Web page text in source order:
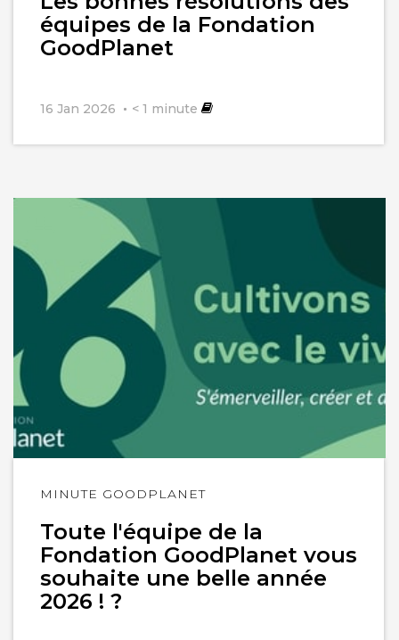
équipes de la Fondation
GoodPlanet
16 Jan 2026 < 1 minute
MINUTE GOODPLANET
Toute l'équipe de la
Fondation GoodPlanet vous
souhaite une belle année
2026 ! ?
Lire